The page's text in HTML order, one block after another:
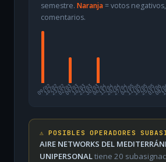
semestre. Naranja= votos negativos,
comentarios.
09/02
16/0223/0202/0309/0316/0323/0330/0306/0413/0420/0427/0404/0511/0518/0525/0501/06
08/
⚠️ POSIBLES OPERADORES
AIRE NETWORKS DEL
UNIPERSONALtiene 20